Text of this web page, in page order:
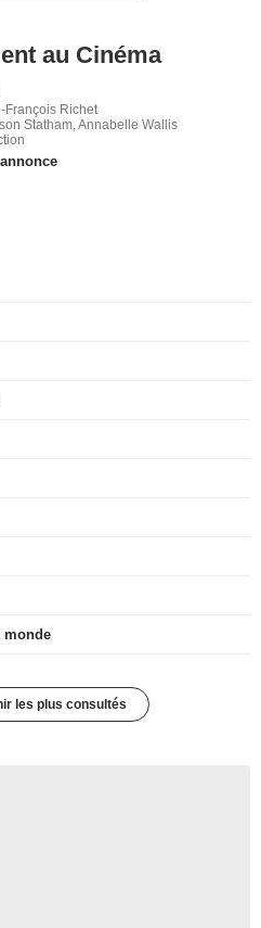
au Cinéma
François Richet
Statham, Annabelle Wallis
monde
les plus consultés